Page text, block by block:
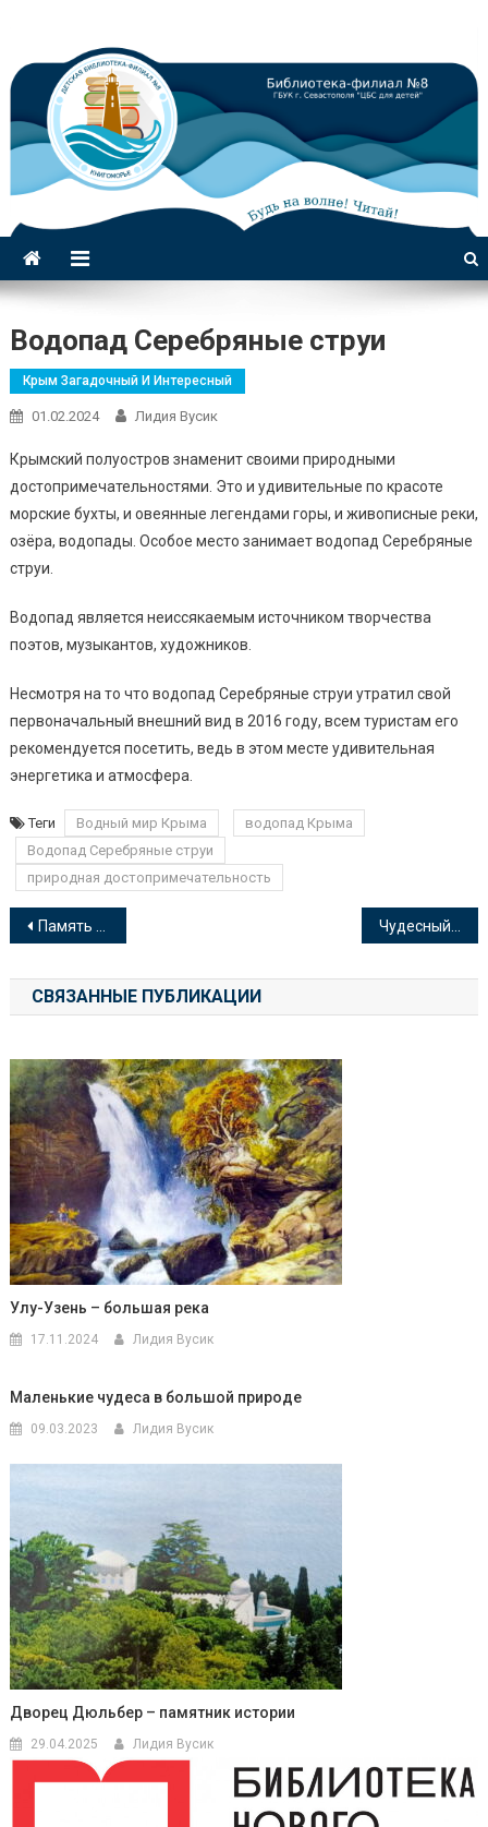
детей
Водопад Серебряные струи
Крым Загадочный И Интересный
01.02.2024 Лидия Вусик
Крымский полуостров знаменит своими природными
достопримечательностями. Это и удивительные по красоте
морские бухты, и овеянные легендами горы, и живописные реки,
озёра, водопады. Особое место занимает водопад Серебряные
струи.
Водопад является неиссякаемым источником творчества
поэтов, музыкантов, художников.
Несмотря на то что водопад Серебряные струи утратил свой
первоначальный внешний вид в 2016 году, всем туристам его
рекомендуется посетить, ведь в этом месте удивительная
энергетика и атмосфера.
Теги Водный мир Крыма
водопад Крыма
Водопад Серебряные струи
природная достопримечательность
Навигация
по
записям
Память сердца: блокадный Ленинград
СВЯЗАННЫЕ ПУБЛИКАЦИИ
Улу-Узень – большая река
17.11.2024 Лидия Вусик
Маленькие чудеса в большой природе
09.03.2023 Лидия Вусик
Дворец Дюльбер – памятник истории
29.04.2025 Лидия Вусик